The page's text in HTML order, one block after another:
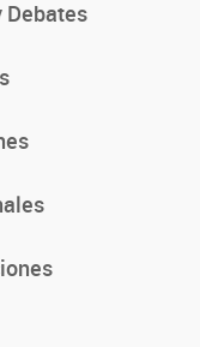
Debates